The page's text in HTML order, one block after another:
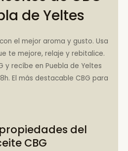
de Yeltes
el mejor aroma y gusto. Usa
te mejore, relaje y rebitalice.
y recíbe en Puebla de Yeltes
El más destacable CBG para
del
CBG